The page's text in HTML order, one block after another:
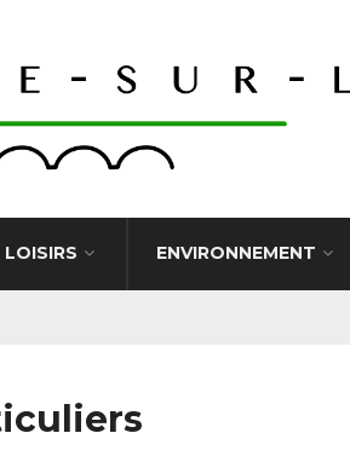
LOISIRS ENVIRONNEMENT